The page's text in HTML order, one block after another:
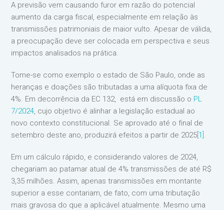
A previsão vem causando furor em razão do potencial
aumento da carga fiscal, especialmente em relação às
transmissões patrimoniais de maior vulto. Apesar de válida,
a preocupação deve ser colocada em perspectiva e seus
impactos analisados na prática.
Tome-se como exemplo o estado de São Paulo, onde as
heranças e doações são tributadas a uma alíquota fixa de
4%. Em decorrência da EC 132, está em discussão o PL
7/2024, cujo objetivo é alinhar a legislação estadual ao
novo contexto constitucional. Se aprovado até o final de
setembro deste ano, produzirá efeitos a partir de 2025 [1] .
Em um cálculo rápido, e considerando valores de 2024,
chegariam ao patamar atual de 4% transmissões de até R$
3,35 milhões. Assim, apenas transmissões em montante
superior a esse contariam, de fato, com uma tributação
mais gravosa do que a aplicável atualmente. Mesmo uma